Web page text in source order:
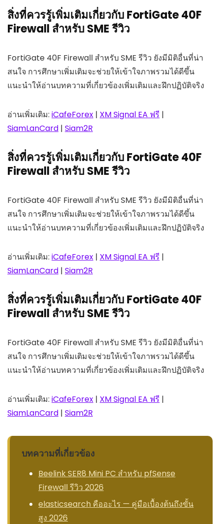
สิ่งที่ควรรู้เพิ่มเติมเกี่ยวกับ FortiGate 40F
Firewall สำหรับ SME รีวิว
FortiGate 40F Firewall สำหรับ SME รีวิว ยังมีมิติอื่นที่น่า
สนใจ การศึกษาเพิ่มเติมจะช่วยให้เข้าใจภาพรวมได้ดีขึ้น
แนะนำให้อ่านบทความที่เกี่ยวข้องเพิ่มเติมและฝึกปฏิบัติจริง
อ่านเพิ่มเติม: iCafeForex | XM Signal EA ฟรี |
SiamLanCard | Siam2R
สิ่งที่ควรรู้เพิ่มเติมเกี่ยวกับ FortiGate 40F
Firewall สำหรับ SME รีวิว
FortiGate 40F Firewall สำหรับ SME รีวิว ยังมีมิติอื่นที่น่า
สนใจ การศึกษาเพิ่มเติมจะช่วยให้เข้าใจภาพรวมได้ดีขึ้น
แนะนำให้อ่านบทความที่เกี่ยวข้องเพิ่มเติมและฝึกปฏิบัติจริง
อ่านเพิ่มเติม: iCafeForex | XM Signal EA ฟรี |
SiamLanCard | Siam2R
สิ่งที่ควรรู้เพิ่มเติมเกี่ยวกับ FortiGate 40F
Firewall สำหรับ SME รีวิว
FortiGate 40F Firewall สำหรับ SME รีวิว ยังมีมิติอื่นที่น่า
สนใจ การศึกษาเพิ่มเติมจะช่วยให้เข้าใจภาพรวมได้ดีขึ้น
แนะนำให้อ่านบทความที่เกี่ยวข้องเพิ่มเติมและฝึกปฏิบัติจริง
อ่านเพิ่มเติม: iCafeForex | XM Signal EA ฟรี |
SiamLanCard | Siam2R
บทความที่เกี่ยวข้อง
Beelink SER8 Mini PC สำหรับ pfSense
Firewall รีวิว 2026
elasticsearch คืออะไร — คู่มือเบื้องต้นถึงขั้น
สูง 2026